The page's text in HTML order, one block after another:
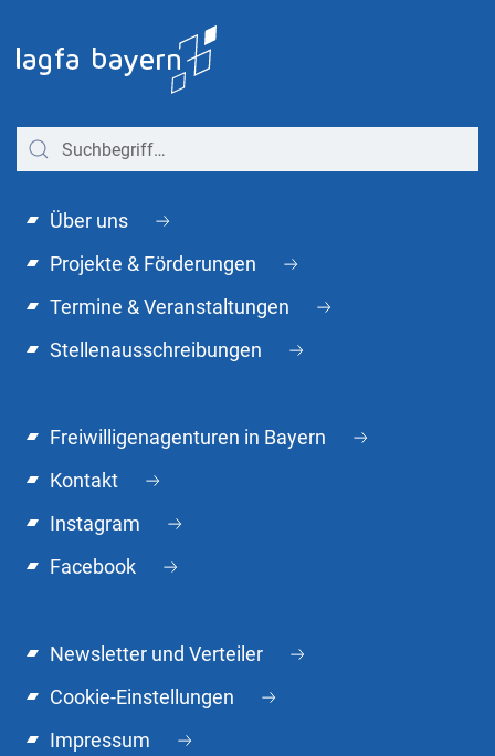
Über uns
Projekte & Förderungen
Termine & Veranstaltungen
Stellenausschreibungen
Freiwilligenagenturen in Bayern
Kontakt
Instagram
Facebook
Newsletter und Verteiler
Cookie-Einstellungen
Impressum